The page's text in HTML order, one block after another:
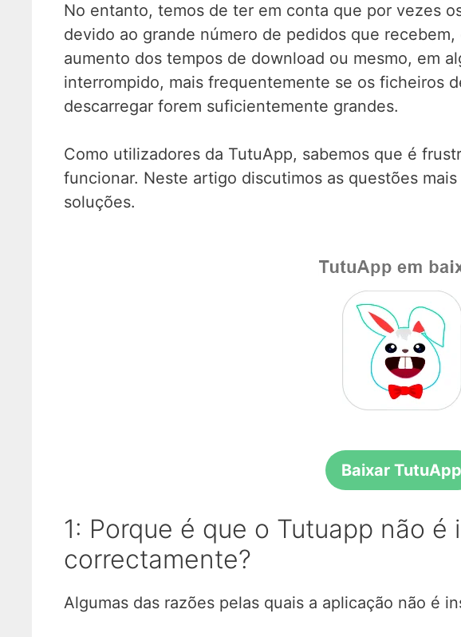
No entanto, temos de ter em conta que por vezes
devido ao grande número de pedidos que
aumento dos tempos de download ou mesmo, em
interrompido, mais frequentemente se os ficheiros
descarregar forem suficientemente grandes.
Como utilizadores da TutuApp, sabemos que é
funcionar. Neste artigo discutimos as questões
soluções.
Baixar TutuApp
1: Porque é que o Tutuapp não é
correctamente?
Algumas das razões pelas quais a aplicação não é